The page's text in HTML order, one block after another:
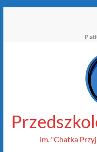
im. "Chatka